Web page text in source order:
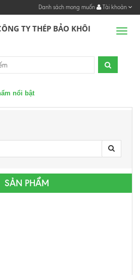
Danh sách mong muốn Tài khoản
TY THÉP BẢO KHÔI
nổi bật
SẢN PHẨM